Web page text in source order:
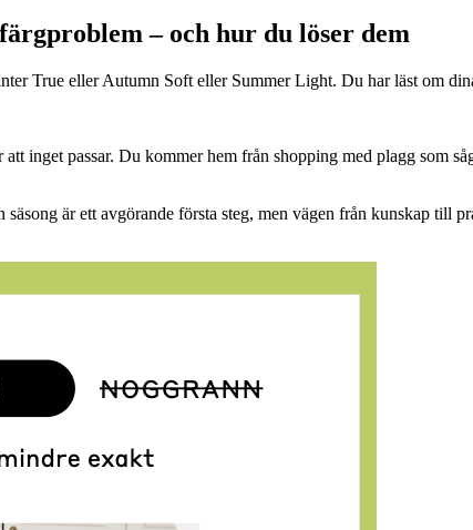
– och hur du löser dem
True eller Autumn Soft eller Summer Light. Du har läst om
inget passar. Du kommer hem från shopping med plagg som
säsong är ett avgörande första steg, men vägen från kunskap